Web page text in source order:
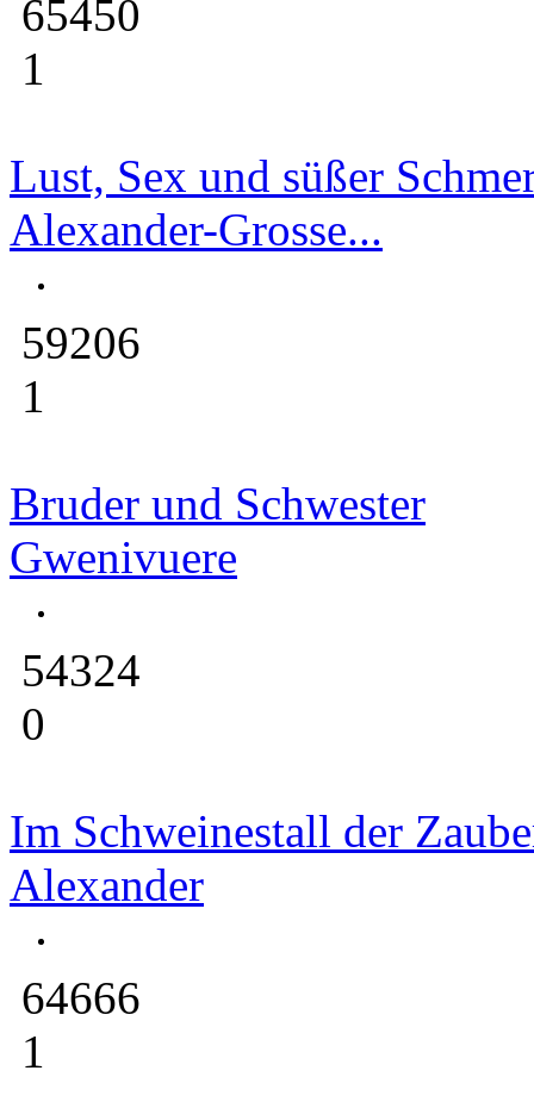
65450
1
Lust, Sex und süßer
Alexander-Grosse...
59206
1
Bruder und Schwester
Gwenivuere
54324
0
Im Schweinestall der
Alexander
64666
1